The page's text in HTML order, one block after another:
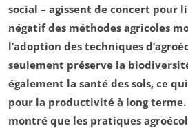
social – agissent de concert pour
négatif des méthodes agricoles
l’adoption des techniques d’
seulement préserve la
également la santé des sols, ce
pour la productivité à long terme.
montré que les pratiques